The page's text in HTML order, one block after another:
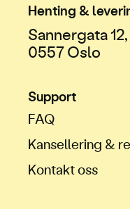
Henting &
Sannergata 12,
0557 Oslo
Support
FAQ
Kansellering &
Kontakt oss